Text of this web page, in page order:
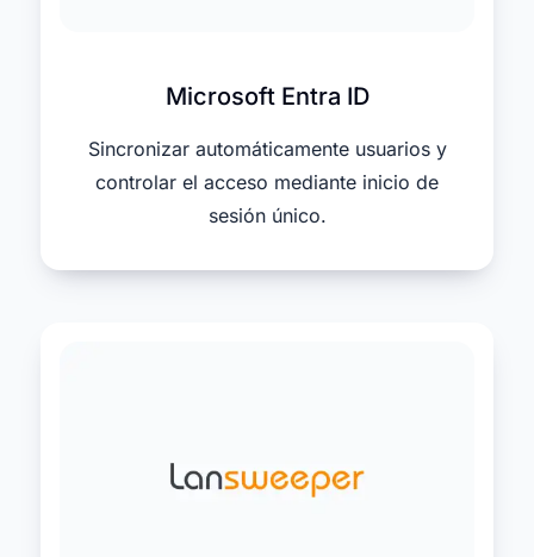
Microsoft Entra ID
Sincronizar automáticamente usuarios y
controlar el acceso mediante inicio de
sesión único.